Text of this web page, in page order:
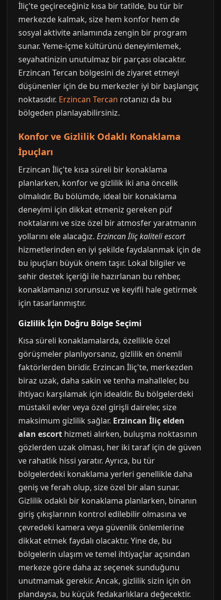
İliç'te geçireceğiniz kısa bir tatilde, bu tür bir
merkezde kalmak, size hem konfor hem de
sosyal aktivite anlamında zengin bir program
sunar. Yeme-içme kültürünü deneyimlemek,
seyahatinizin unutulmaz bir parçası olacaktır.
Erzincan Tercan bölgesini de ziyaret etmeyi
düşünenler için de bu merkezler iyi bir başlangıç
noktasıdır. Erzincan Tercan rotanızı da bu
bölgeden planlayabilirsiniz.
Konfor ve Gizlilik Odaklı Konaklama
İpuçları
Erzincan İliç'te kısa süreli bir konaklama
planlarken, konfor ve gizlilik iki ana öncelik
olmalıdır. Bu bölümde, ideal bir konaklama
deneyimi için dikkat etmeniz gereken püf
noktalarını ve size özel bir atmosfer yaratmanın
yollarını ele alacağız. Erzincan İliç kaliteli escort
hizmetlerinden en iyi şekilde faydalanmak için de
bu ipuçları büyük önem taşır. Lokal bilgiler ve
sehir destek içeriği ile hazırlanan bu rehber,
konaklamanızı sorunsuz ve keyifli hale getirmek
için tasarlanmıştır.
Gizlilik İçin Doğru Bölge Seçimi
Kısa süreli konaklamalarda, özellikle özel
görüşmeler planlıyorsanız, gizlilik en önemli
faktörlerden biridir. Erzincan İliç'te, merkezden
biraz uzak, daha sakin ve tenha mahalleler, bu
ihtiyacı karşılamak için idealdir. Bu bölgelerdeki
müstakil evler veya özel girişli daireler, size
maksimum gizlilik sağlar. Erzincan İliç elden
alan escort hizmeti alırken, buluşma noktasının
gözlerden uzak olması, her iki taraf için de güven
ve rahatlık hissi yaratır. Ayrıca, bu tür
bölgelerdeki konaklama yerleri genellikle daha
geniş ve ferah olup, size özel bir alan sunar.
Gizlilik odaklı bir konaklama planlarken, binanın
giriş çıkışlarının kontrol edilebilir olmasına ve
çevredeki kamera veya güvenlik önlemlerine
dikkat etmek faydalı olacaktır. Yine de, bu
bölgelerin ulaşım ve temel ihtiyaçlar açısından
merkeze göre daha az seçenek sunduğunu
unutmamak gerekir. Ancak, gizlilik sizin için ön
plandaysa, bu küçük fedakarlıklara değecektir.